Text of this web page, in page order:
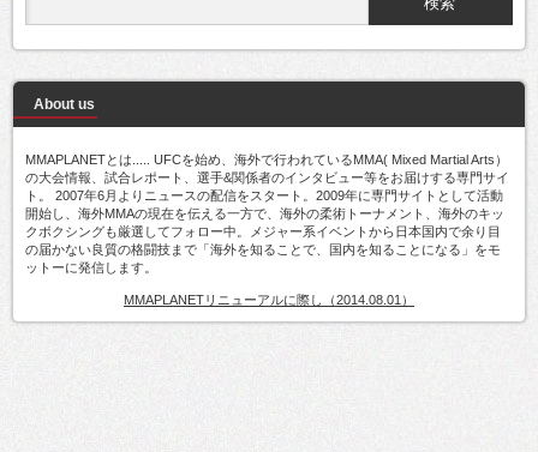
About us
MMAPLANETとは..... UFCを始め、海外で行われているMMA( Mixed Martial Arts）
の大会情報、試合レポート、選手&関係者のインタビュー等をお届けする専門サイ
ト。 2007年6月よりニュースの配信をスタート。2009年に専門サイトとして活動
開始し、海外MMAの現在を伝える一方で、海外の柔術トーナメント、海外のキッ
クボクシングも厳選してフォロー中。メジャー系イベントから日本国内で余り目
の届かない良質の格闘技まで「海外を知ることで、国内を知ることになる」をモ
ットーに発信します。
MMAPLANETリニューアルに際し（2014.08.01）